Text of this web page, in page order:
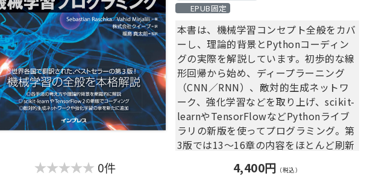
0件
EPUB固定
本書は、機械学習コンセプト全般をカバ
ーし、理論的背景とPythonコーディン
グの実際を解説しています。初歩的な線
形回帰から始め、ディープラーニング
（CNN／RNN）、敵対的生成ネットワ
ーク、強化学習などを取り上げ、scikit-
learnやTensorFlowなどPythonライブ
ラリの新版を使ってプログラミング。第
3版では13～16章の内容をほとんど刷新
化学習の章を新たに追加。機械学習プロ
4,400円 （税込）